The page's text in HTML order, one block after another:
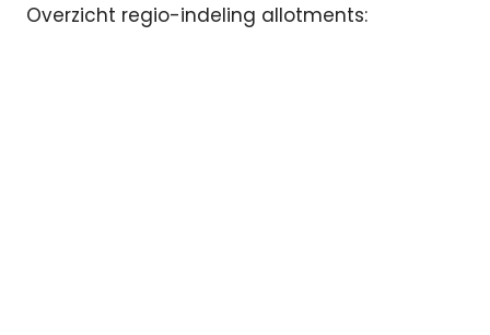
Overzicht regio-indeling allotments: